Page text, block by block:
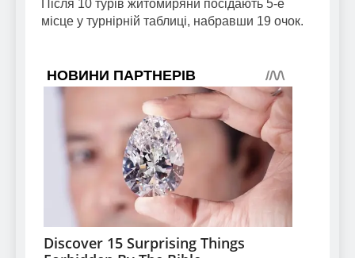
Після 10 турів житомиряни посідають 5-е
місце у турнірній таблиці, набравши 19 очок.